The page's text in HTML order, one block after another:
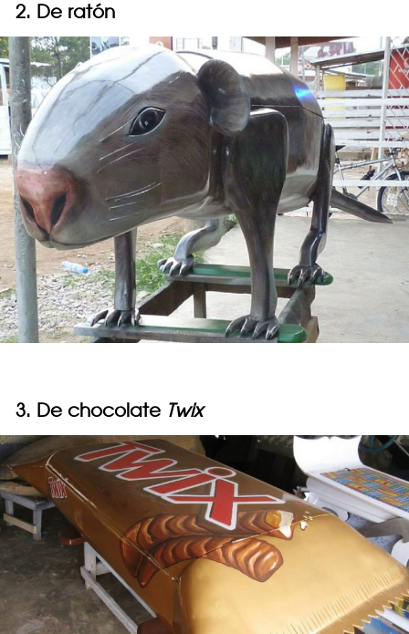
2. De ratón
3. De chocolate Twix